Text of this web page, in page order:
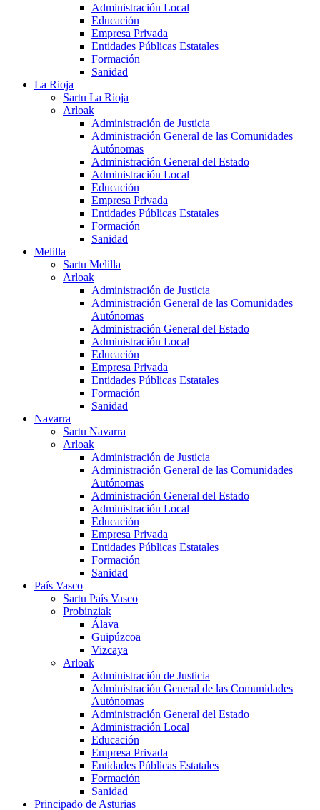
Administración Local
Educación
Empresa Privada
Entidades Públicas Estatales
Formación
Sanidad
La Rioja
Sartu La Rioja
Arloak
Administración de Justicia
Administración General de las Comunidades
Autónomas
Administración General del Estado
Administración Local
Educación
Empresa Privada
Entidades Públicas Estatales
Formación
Sanidad
Melilla
Sartu Melilla
Arloak
Administración de Justicia
Administración General de las Comunidades
Autónomas
Administración General del Estado
Administración Local
Educación
Empresa Privada
Entidades Públicas Estatales
Formación
Sanidad
Navarra
Sartu Navarra
Arloak
Administración de Justicia
Administración General de las Comunidades
Autónomas
Administración General del Estado
Administración Local
Educación
Empresa Privada
Entidades Públicas Estatales
Formación
Sanidad
País Vasco
Sartu País Vasco
Probinziak
Álava
Guipúzcoa
Vizcaya
Arloak
Administración de Justicia
Administración General de las Comunidades
Autónomas
Administración General del Estado
Administración Local
Educación
Empresa Privada
Entidades Públicas Estatales
Formación
Sanidad
Principado de Asturias